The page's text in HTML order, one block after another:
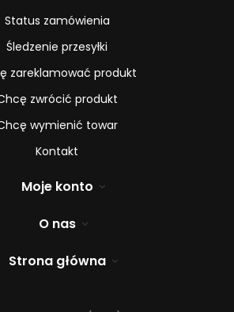
Status zamówienia
Śledzenie przesyłki
zareklamować produkt
zwrócić produkt
wymienić towar
Kontakt
Moje konto
O nas
Strona główna